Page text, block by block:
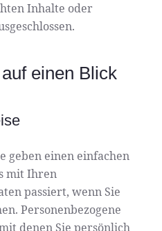
Inhalte oder
einen Blick
geben einen einfachen
mit Ihren
passiert, wenn Sie
Personenbezogene
denen Sie persönlich